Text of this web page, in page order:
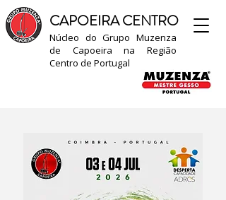
Núcleo do Grupo Muzenza
de Capoeira na Região
Centro de Portugal​
CAPOEIRA CENTRO